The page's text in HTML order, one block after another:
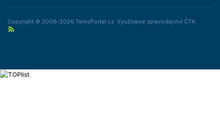
Copyright © 2008-2026 TenisPortal.cz. Využíváme zpravodajství ČTK.